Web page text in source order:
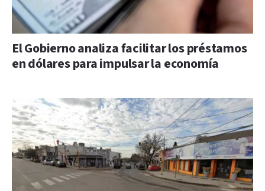
El Gobierno analiza facilitar los préstamos
en dólares para impulsar la economía